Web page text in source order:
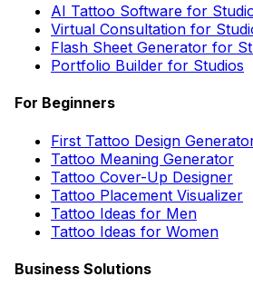
AI Tattoo Software for
Virtual Consultation for
Flash Sheet Generator for
Portfolio Builder for Studios
For Beginners
First Tattoo Design
Tattoo Meaning Generator
Tattoo Cover-Up Designer
Tattoo Placement Visualizer
Tattoo Ideas for Men
Tattoo Ideas for Women
Business Solutions